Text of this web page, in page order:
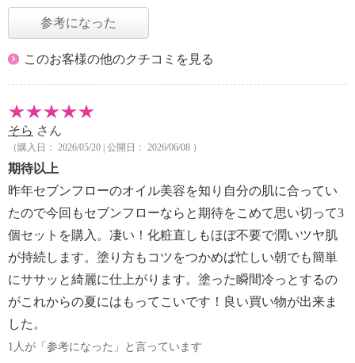
参考になった
このお客様の他のクチコミを見る
そら さん
（購入日： 2026/05/20 | 公開日： 2026/06/08 ）
期待以上
昨年セブンフローのオイル美容を知り自分の肌に合ってい
たので今回もセブンフローならと期待をこめて思い切って3
個セットを購入。凄い！化粧直しもほぼ不要で潤いツヤ肌
が持続します。塗り方もコツをつかめば忙しい朝でも簡単
にササッと綺麗に仕上がります。塗った瞬間冷っとするの
がこれからの夏にはもってこいです！良い買い物が出来ま
した。
1人が「参考になった」と言っています